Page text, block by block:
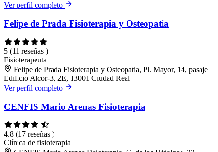
Ver perfil completo
Felipe de Prada Fisioterapia y Osteopatia
5 (11 reseñas )
Fisioterapeuta
Felipe de Prada Fisioterapia y Osteopatia, Pl. Mayor, 14, pasaje
Edificio Alcor-3, 2E, 13001 Ciudad Real
Ver perfil completo
CENFIS Mario Arenas Fisioterapia
4.8 (17 reseñas )
Clínica de fisioterapia